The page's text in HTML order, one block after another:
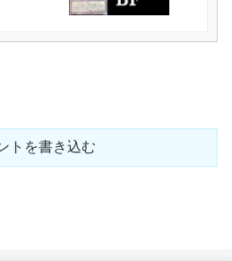
トを書き込む